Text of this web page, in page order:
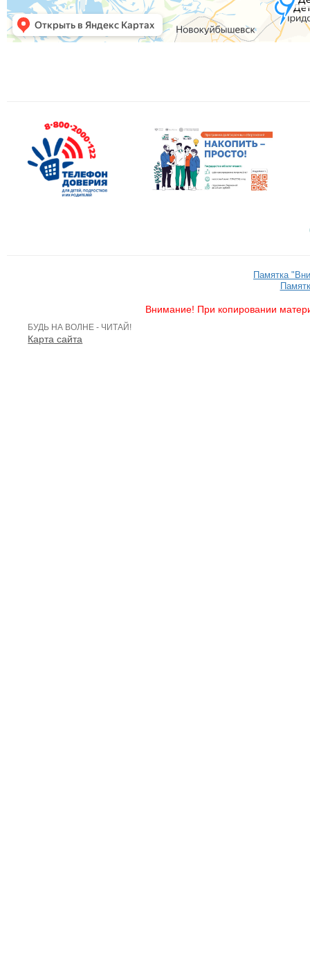
Памятка
Внимание! При копировании
БУДЬ НА ВОЛНЕ - ЧИТАЙ!
Карта сайта